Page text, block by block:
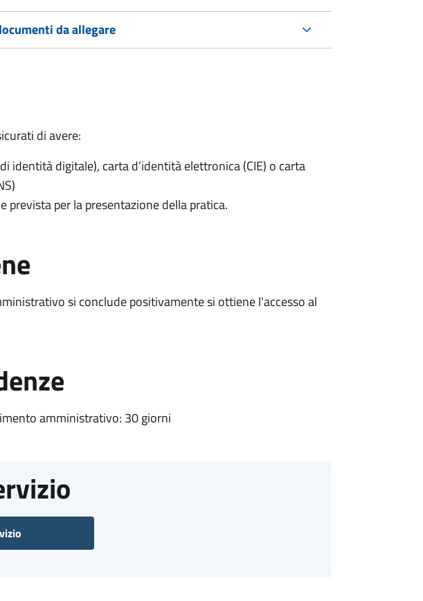
da allegare
di avere:
identità digitale), carta d’identità elettronica (CIE) o carta
per la presentazione della pratica.
si conclude positivamente si ottiene l'accesso al
amministrativo: 30 giorni